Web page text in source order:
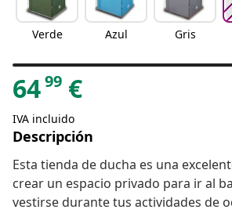
Verde Azul Gris
6499 €
IVA incluido
Descripción
Esta tienda de ducha es una
crear un espacio privado para ir al
vestirse durante tus actividades de